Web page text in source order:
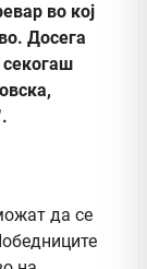
во кој
Досега
да се